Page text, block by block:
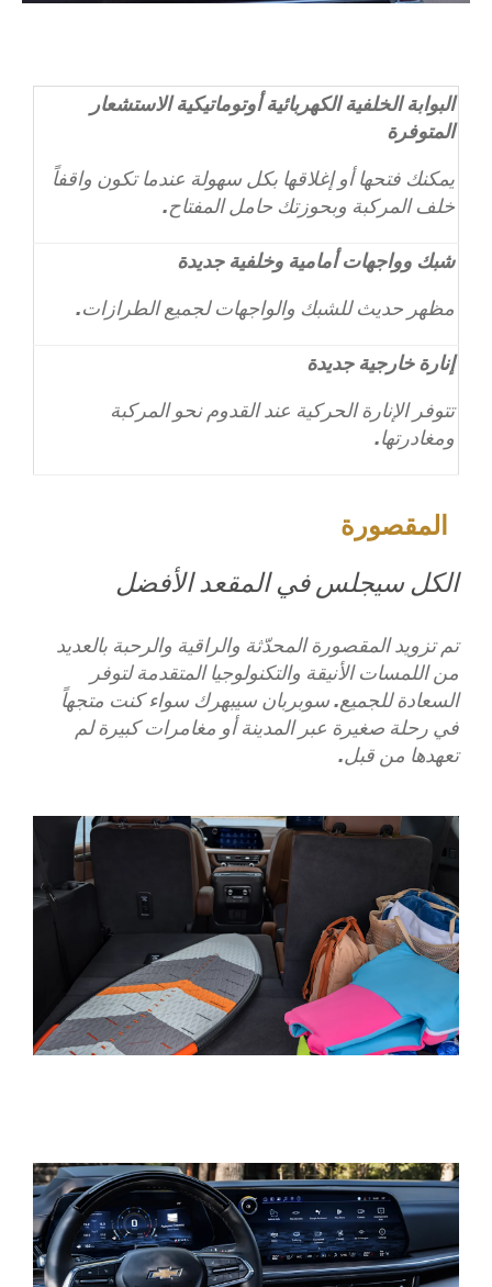
البوابة الخلفية الكهربائية أوتوماتيكية الاستشعار
المتوفرة
يمكنك فتحها أو إغلاقها بكل سهولة عندما تكون واقفاً
خلف المركبة وبحوزتك حامل المفتاح.
شبك وواجهات أمامية وخلفية جديدة
مظهر حديث للشبك والواجهات لجميع الطرازات.
إنارة خارجية جديدة
تتوفر الإنارة الحركية عند القدوم نحو المركبة
ومغادرتها.
المقصورة
الكل سيجلس في المقعد الأفضل
تم تزويد المقصورة المحدّثة والراقية والرحبة بالعديد
من اللمسات الأنيقة والتكنولوجيا المتقدمة لتوفر
السعادة للجميع. سوبربان سيبهرك سواء كنت متجهاً
في رحلة صغيرة عبر المدينة أو مغامرات كبيرة لم
تعهدها من قبل.